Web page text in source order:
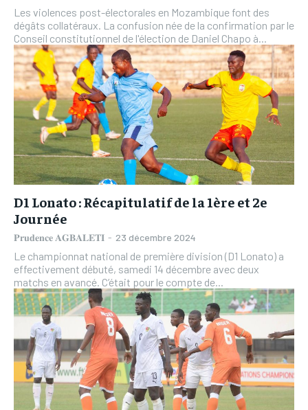
Les violences post-électorales en Mozambique font des
dégâts collatéraux. La confusion née de la confirmation par le
Conseil constitutionnel de l'élection de Daniel Chapo à...
D1 Lonato : Récapitulatif de la 1ère et 2e
Journée
𝐏𝐫𝐮𝐝𝐞𝐧𝐜𝐞 𝐀𝐆𝐁𝐀𝐋𝐄𝐓𝐈 - 23 décembre 2024
Le championnat national de première division (D1 Lonato) a
effectivement débuté, samedi 14 décembre avec deux
matchs en avancé. C’était pour le compte de...